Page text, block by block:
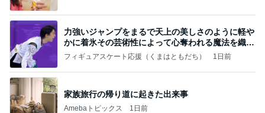
力強いジャンプをまるで天上の美しさのように軽や
かに着氷その芸術性によって心奪われる魔法を織り
なす
フィギュアスケート応援（くまはともだち） 1日前
家族旅行の帰り道に起きた出来事
Amebaトピックス 1日前